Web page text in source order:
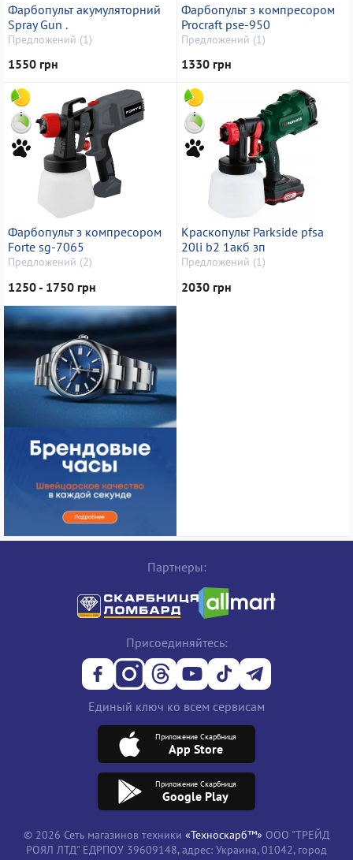
Фарбопульт акумуляторний
Spray Gun .
Предложений (1)
1550 грн
Фарбопульт з компресором
Procraft pse-950
Предложений (1)
1330 грн
Фарбопульт з компресором
Forte sg-7065
Предложений (2)
1250 - 1750 грн
Краскопульт Parkside pfsa
20li b2 1акб зп
Предложений (1)
2030 грн
Партнеры:
Присоединяйтесь:
Единый ключ ко всем сервисам
Приложение Скарбниця
App Store
Приложение Скарбниця
Google Play
© 2026 Сеть магазинов техники «Техноскарб™» ООО "ТРЕЙД
РОЯЛ ЛТД" ЕДРПОУ 39609148, адрес: Украина, 01042, город